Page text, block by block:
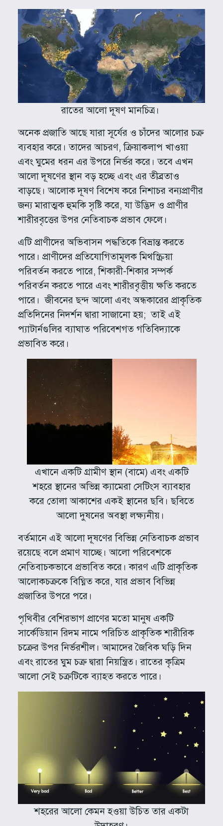
রাতের আলো দূষণ মানচিত্র।
অনেক প্রজাতি আছে যারা সূর্যের ও চাঁদের আলোর চক্র
ব্যবহার করে। তাদের আচরণ, ক্রিয়াকলাপ খাওয়া
এবং ঘুমের ধরন এর উপরে নির্ভর করে। তবে এখন
আলো দূষণের স্থান বড় হচ্ছে এবং এর তীব্রতাও
বাড়ছে। আলোক দূষণ বিশেষ করে নিশাচর বন্যপ্রাণীর
জন্য মারাত্মক হুমকি সৃষ্টি করে, যা উদ্ভিদ ও প্রাণীর
শারীরবৃত্তের উপর নেতিবাচক প্রভাব ফেলে।
এটি প্রাণীদের অভিবাসন পদ্ধতিকে বিভ্রান্ত করতে
পারে। প্রাণীদের প্রতিযোগিতামূলক মিথস্ক্রিয়া
পরিবর্তন করতে পারে, শিকারী-শিকার সম্পর্ক
পরিবর্তন করতে পারে এবং শারীরবৃত্তীয় ক্ষতি করতে
পারে। জীবনের ছন্দ আলো এবং অন্ধকারের প্রাকৃতিক
প্রতিদিনের নিদর্শন দ্বারা সাজানো হয়; তাই এই
প্যাটার্নগুলির ব্যাঘাত পরিবেশগত গতিবিদ্যাকে
প্রভাবিত করে।
এখানে একটি গ্রামীণ স্থান (বামে) এবং একটি
শহরে স্থানের অভিন্ন ক্যামেরা সেটিংস ব্যাবহার
করে তোলা আকাশের একই স্থানের ছবি। ছবিতে
আলো দুষনের অবস্থা লক্ষ্যনীয়।
বর্তমানে এই আলো দূষণের বিভিন্ন নেতিবাচক প্রভাব
রয়েছে বলে প্রমাণ যাচ্ছে। আলো পরিবেশকে
নেতিবাচকভাবে প্রভাবিত করে। কারণ এটি প্রাকৃতিক
আলোকচক্রকে বিঘ্নিত করে, যার প্রভাব বিভিন্ন
প্রজাতির উপরে পরে।
পৃথিবীর বেশিরভাগ প্রাণের মতো মানুষ একটি
সার্কেডিয়ান রিদম নামে পরিচিত প্রাকৃতিক শারীরিক
চক্রের উপর নির্ভরশীল। আমাদের জৈবিক ঘড়ি দিন
এবং রাতের ঘুম চক্র দ্বারা নিয়ন্ত্রিত। রাতের কৃত্রিম
আলো সেই চক্রটিকে ব্যাহত করতে পারে।
শহরের আলো কেমন হওয়া উচিত তার একটা